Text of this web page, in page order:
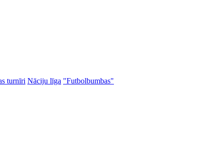
turnīri Nāciju līga "Futbolbumbas"